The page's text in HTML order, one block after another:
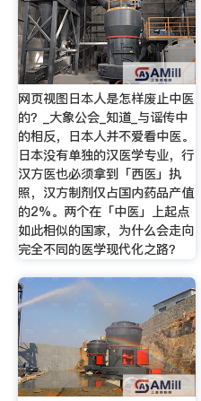
网页视图日本人是怎样废止中医
的？_大象公会_知道_与谣传中
的相反，日本人并不爱看中医。
日本没有单独的汉医学专业，行
汉方医也必须拿到「西医」执
照，汉方制剂仅占国内药品产值
的2%。两个在「中医」上起点
如此相似的国家，为什么会走向
完全不同的医学现代化之路？